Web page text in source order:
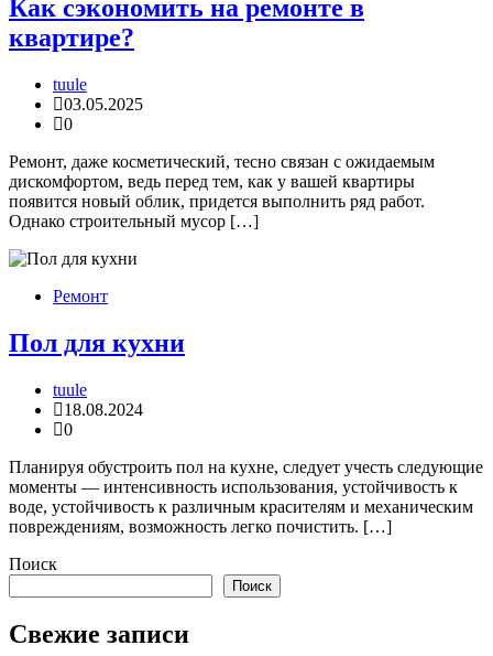
Как сэкономить на ремонте в
квартире?
tuule
03.05.2025
0
Ремонт, даже косметический, тесно связан с ожидаемым
дискомфортом, ведь перед тем, как у вашей квартиры
появится новый облик, придется выполнить ряд работ.
Однако строительный мусор […]
Ремонт
Пол для кухни
tuule
18.08.2024
0
Планируя обустроить пол на кухне, следует учесть следующие
моменты — интенсивность использования, устойчивость к
воде, устойчивость к различным красителям и механическим
повреждениям, возможность легко почистить. […]
Поиск
Поиск
Свежие записи